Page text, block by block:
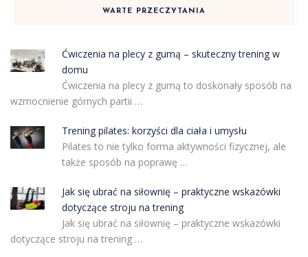
WARTE PRZECZYTANIA
Ćwiczenia na plecy z gumą – skuteczny trening w
domu
Ćwiczenia na plecy z gumą to doskonały sposób na
wzmocnienie górnych partii …
Trening pilates: korzyści dla ciała i umysłu
Pilates to nie tylko forma aktywności fizycznej, ale
także sposób na poprawę …
Jak się ubrać na siłownię – praktyczne wskazówki
dotyczące stroju na trening
Jak się ubrać na siłownię – praktyczne wskazówki
dotyczące stroju na trening …